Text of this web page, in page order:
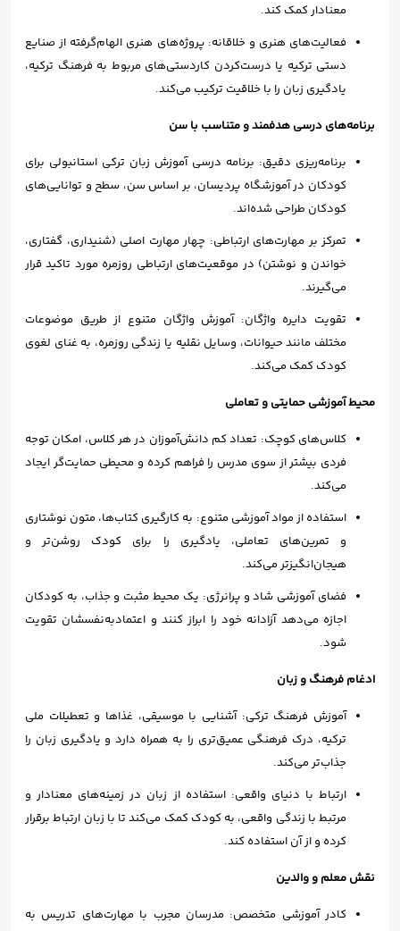
معنادار کمک کند.
فعالیت‌های هنری و خلاقانه: پروژه‌های هنری الهام‌گرفته از صنایع
دستی ترکیه یا درست‌کردن کاردستی‌های مربوط به فرهنگ ترکیه،
یادگیری زبان را با خلاقیت ترکیب می‌کند.
برنامه‌های درسی هدفمند و متناسب با سن
برنامه‌ریزی دقیق: برنامه درسی آموزش زبان ترکی استانبولی برای
کودکان در آموزشگاه پردیسان، بر اساس سن، سطح و توانایی‌های
کودکان طراحی شده‌اند.
تمرکز بر مهارت‌های ارتباطی: چهار مهارت اصلی (شنیداری، گفتاری،
خواندن و نوشتن) در موقعیت‌های ارتباطی روزمره مورد تاکید قرار
می‌گیرند.
تقویت دایره واژگان: آموزش واژگان متنوع از طریق موضوعات
مختلف مانند حیوانات، وسایل نقلیه یا زندگی روزمره، به غنای لغوی
کودک کمک می‌کند.
محیط آموزشی حمایتی و تعاملی
کلاس‌های کوچک: تعداد کم دانش‌آموزان در هر کلاس، امکان توجه
فردی بیشتر از سوی مدرس را فراهم کرده و محیطی حمایت‌گر ایجاد
می‌کند.
استفاده از مواد آموزشی متنوع: به کارگیری کتاب‌ها، متون نوشتاری
و تمرین‌های تعاملی، یادگیری را برای کودک روشن‌تر و
هیجان‌انگیزتر می‌کند.
فضای آموزشی شاد و پرانرژی: یک محیط مثبت و جذاب، به کودکان
اجازه می‌دهد آزادانه خود را ابراز کنند و اعتمادبه‌نفسشان تقویت
شود.
ادغام فرهنگ و زبان
آموزش فرهنگ ترکی: آشنایی با موسیقی، غذاها و تعطیلات ملی
ترکیه، درک فرهنگی عمیق‌تری را به همراه دارد و یادگیری زبان را
جذاب‌تر می‌کند.
ارتباط با دنیای واقعی: استفاده از زبان در زمینه‌های معنادار و
مرتبط با زندگی واقعی، به کودک کمک می‌کند تا با زبان ارتباط برقرار
کرده و از آن استفاده کند.
نقش معلم و والدین
کادر آموزشی متخصص: مدرسان مجرب با مهارت‌های تدریس به